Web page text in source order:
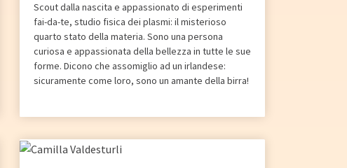
Scout dalla nascita e appassionato di esperimenti
fai-da-te, studio fisica dei plasmi: il misterioso
quarto stato della materia. Sono una persona
curiosa e appassionata della bellezza in tutte le sue
forme. Dicono che assomiglio ad un irlandese:
sicuramente come loro, sono un amante della birra!